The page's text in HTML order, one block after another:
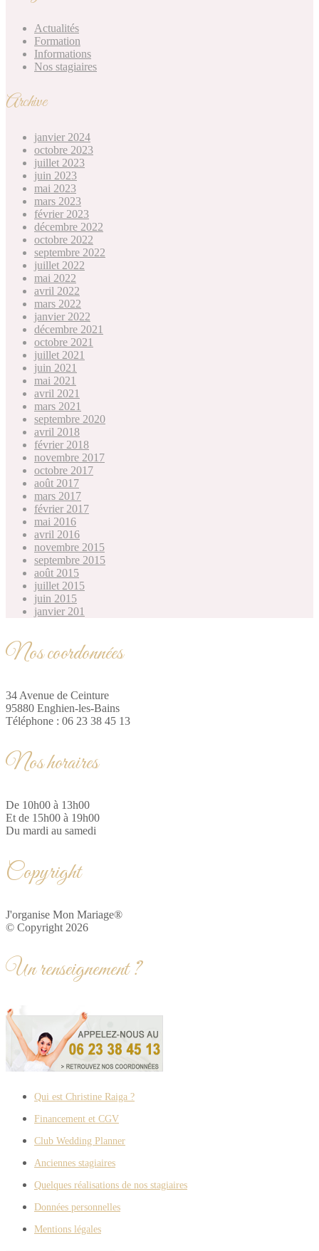
Actualités
Formation
Informations
Nos stagiaires
Archive
janvier 2024
octobre 2023
juillet 2023
juin 2023
mai 2023
mars 2023
février 2023
décembre 2022
octobre 2022
septembre 2022
juillet 2022
mai 2022
avril 2022
mars 2022
janvier 2022
décembre 2021
octobre 2021
juillet 2021
juin 2021
mai 2021
avril 2021
mars 2021
septembre 2020
avril 2018
février 2018
novembre 2017
octobre 2017
août 2017
mars 2017
février 2017
mai 2016
avril 2016
novembre 2015
septembre 2015
août 2015
juillet 2015
juin 2015
janvier 201
Nos coordonnées
34 Avenue de Ceinture
95880 Enghien-les-Bains
Téléphone : 06 23 38 45 13
Nos horaires
De 10h00 à 13h00
Et de 15h00 à 19h00
Du mardi au samedi
Copyright
J'organise Mon Mariage®
© Copyright 2026
Un renseignement ?
Qui est Christine Raiga ?
Financement et CGV
Club Wedding Planner
Anciennes stagiaires
Quelques réalisations de nos stagiaires
Données personnelles
Mentions légales